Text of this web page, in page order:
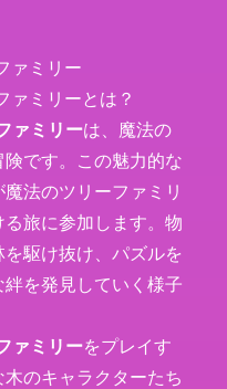
ァミリー
ミリーとは？
ァミリーは、魔法の
です。この魅力的な
法のツリーファミリ
旅に参加します。物
駆け抜け、パズルを
を発見していく様子
ァミリーをプレイす
のキャラクターたち